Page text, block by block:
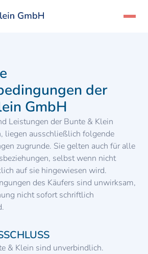
der
GmbH
Leistungen der Bunte & Klein
liegen ausschließlich folgende
zugrunde. Sie gelten auch für alle
selbst wenn nicht
auf sie hingewiesen wird.
des Käufers sind unwirksam,
nicht sofort schriftlich
& Klein sind unverbindlich.